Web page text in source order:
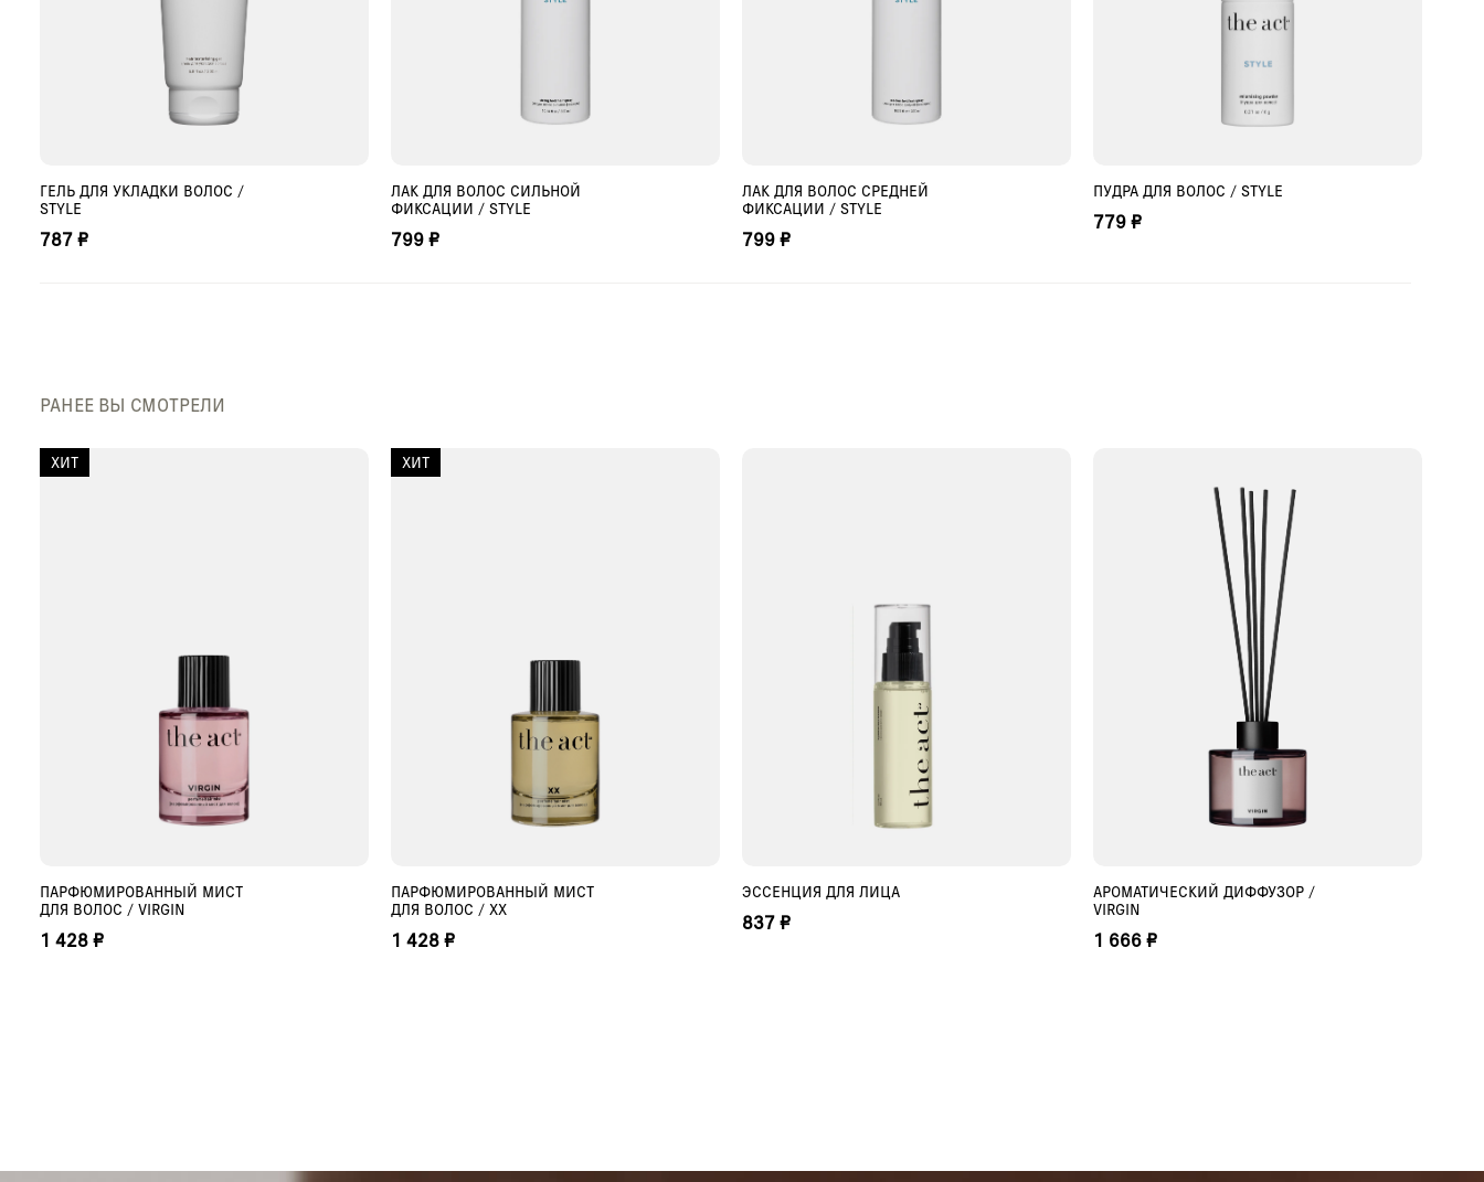
ДОБАВИТЬ В КОРЗИНУ
ГЕЛЬ ДЛЯ УКЛАДКИ ВОЛОС /
STYLE
787 ₽
ДОБАВИТЬ В КОРЗИНУ
ЛАК ДЛЯ ВОЛОС СИЛЬНОЙ
ФИКСАЦИИ / STYLE
799 ₽
ДОБАВИТЬ В КОРЗИНУ
ЛАК ДЛЯ ВОЛОС СРЕДНЕЙ
ФИКСАЦИИ / STYLE
799 ₽
ДОБАВИТЬ В КОРЗИНУ
ПУДРА ДЛЯ ВОЛОС / STYLE
779 ₽
РАНЕЕ ВЫ СМОТРЕЛИ
ХИТ
ДОБАВИТЬ В КОРЗИНУ
ПАРФЮМИРОВАННЫЙ МИСТ
ДЛЯ ВОЛОС / VIRGIN
1 428 ₽
ХИТ
ДОБАВИТЬ В КОРЗИНУ
ПАРФЮМИРОВАННЫЙ МИСТ
ДЛЯ ВОЛОС / ХХ
1 428 ₽
ДОБАВИТЬ В КОРЗИНУ
ЭССЕНЦИЯ ДЛЯ ЛИЦА
837 ₽
ДОБАВИТЬ В КОРЗИНУ
АРОМАТИЧЕСКИЙ ДИФФУЗОР /
VIRGIN
1 666 ₽